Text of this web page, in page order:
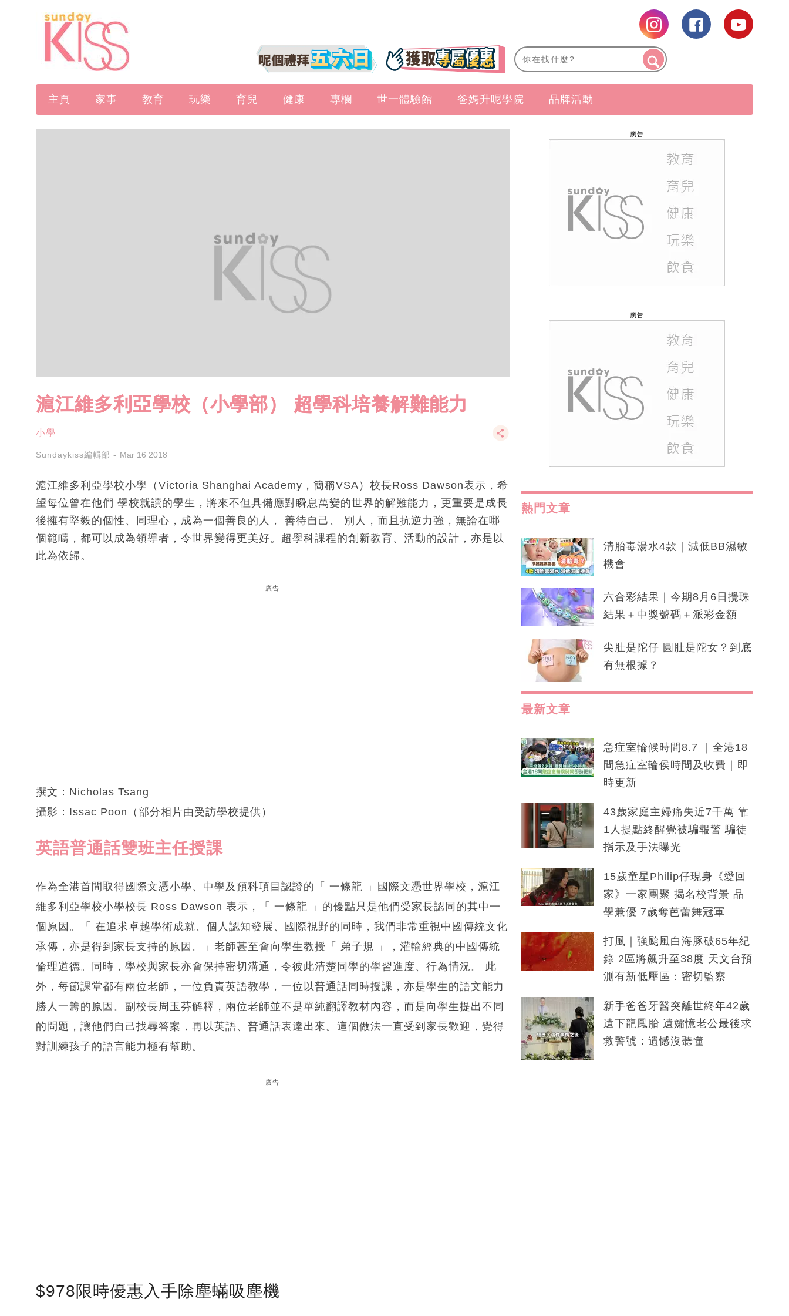
主頁 家事 教育 玩樂 育兒 健康 專欄 世一體驗館 爸媽升呢學院 品牌活動
滬江維多利亞學校（小學部） 超學科培養解難能力
小學
Sundaykiss編輯部 Mar 16 2018
滬江維多利亞學校小學（Victoria Shanghai Academy，簡稱VSA）校長Ross Dawson表示，希
望每位曾在他們 學校就讀的學生，將來不但具備應對瞬息萬變的世界的解難能力，更重要是成長
後擁有堅毅的個性、同理心，成為一個善良的人， 善待自己、 別人，而且抗逆力強，無論在哪
個範疇，都可以成為領導者，令世界變得更美好。超學科課程的創新教育、活動的設計，亦是以
此為依歸。
廣告
撰文：Nicholas Tsang
攝影：Issac Poon（部分相片由受訪學校提供）
英語普通話雙班主任授課
作為全港首間取得國際文憑小學、中學及預科項目認證的「 一條龍 」國際文憑世界學校，滬江
維多利亞學校小學校長 Ross Dawson 表示，「 一條龍 」的優點只是他們受家長認同的其中一
個原因。「 在追求卓越學術成就、個人認知發展、國際視野的同時，我們非常重視中國傳統文化
承傳，亦是得到家長支持的原因。」老師甚至會向學生教授「 弟子規 」，灌輸經典的中國傳統
倫理道德。同時，學校與家長亦會保持密切溝通，令彼此清楚同學的學習進度、行為情況。 此
外，每節課堂都有兩位老師，一位負責英語教學，一位以普通話同時授課，亦是學生的語文能力
勝人一籌的原因。副校長周玉芬解釋，兩位老師並不是單純翻譯教材內容，而是向學生提出不同
的問題，讓他們自己找尋答案，再以英語、普通話表達出來。這個做法一直受到家長歡迎，覺得
對訓練孩子的語言能力極有幫助。
廣告
$978限時優惠入手除塵蟎吸塵機
廣告
廣告
熱門文章
清胎毒湯水4款｜減低BB濕敏
機會
六合彩結果｜今期8月6日攪珠
結果＋中獎號碼＋派彩金額
尖肚是陀仔 圓肚是陀女？到底
有無根據？
最新文章
急症室輪候時間8.7 ｜全港18
間急症室輪侯時間及收費｜即
時更新
43歲家庭主婦痛失近7千萬 靠
1人提點終醒覺被騙報警 騙徒
指示及手法曝光
15歲童星Philip仔現身《愛回
家》一家團聚 揭名校背景 品
學兼優 7歲奪芭蕾舞冠軍
打風｜強颱風白海豚破65年紀
錄 2區將飆升至38度 天文台預
測有新低壓區：密切監察
新手爸爸牙醫突離世終年42歲
遺下龍鳳胎 遺孀憶老公最後求
救警號：遺憾沒聽懂